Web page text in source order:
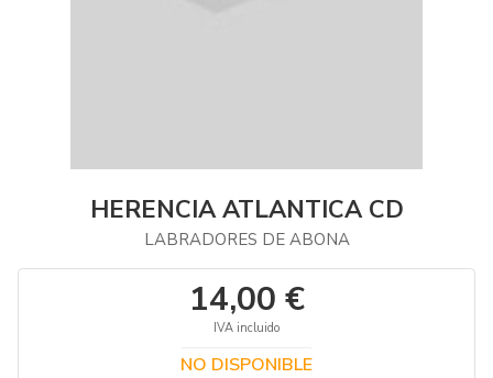
HERENCIA ATLANTICA CD
LABRADORES DE ABONA
14,00 €
IVA incluido
NO DISPONIBLE